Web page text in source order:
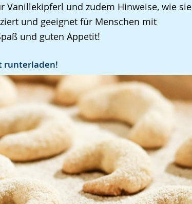
Vanillekipferl und zudem Hinweise, wie sie
und geeignet für Menschen mit
und guten Appetit!
runterladen!